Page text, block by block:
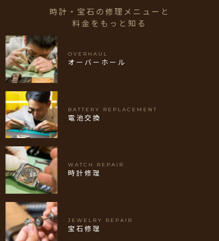
時計・宝石の修理メニューと
料金をもっと知る
OVERHAUL
オーバーホール
BATTERY REPLACEMENT
電池交換
WATCH REPAIR
時計修理
JEWELRY REPAIR
宝石修理